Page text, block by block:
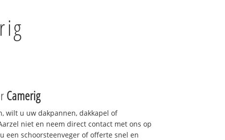
Camerig
wilt u uw dakpannen, dakkapel of
niet en neem direct contact met ons op
een schoorsteenveger of offerte snel en